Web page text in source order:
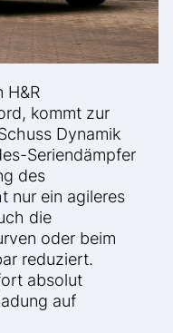
H&R
kommt zur
Dynamik
Seriendämpfer
des
nur ein agileres
die
oder beim
reduziert.
absolut
auf